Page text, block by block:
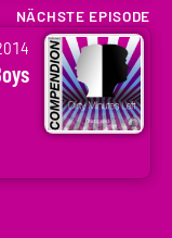
NÄCHSTE EPISODE